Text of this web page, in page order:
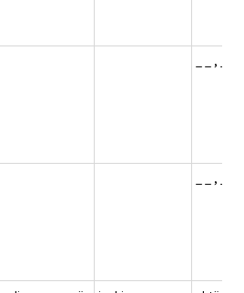
_ _ , _ %
_ _ , _ %